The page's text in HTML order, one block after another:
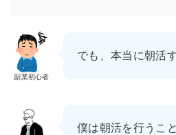
副業初心者
でも、本当に朝活
僕は朝活を行うこ